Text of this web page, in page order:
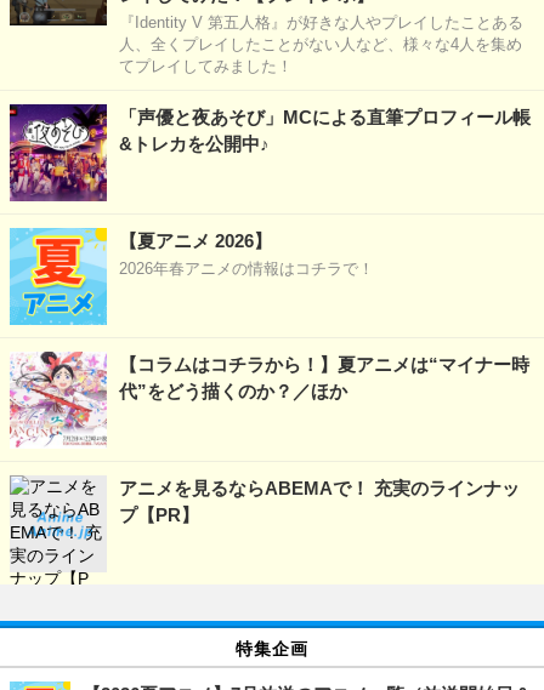
『Identity V 第五人格』が好きな人やプレイしたことある
人、全くプレイしたことがない人など、様々な4人を集め
てプレイしてみました！
「声優と夜あそび」MCによる直筆プロフィール帳
&トレカを公開中♪
【夏アニメ 2026】
2026年春アニメの情報はコチラで！
【コラムはコチラから！】夏アニメは“マイナー時
代”をどう描くのか？／ほか
アニメを見るならABEMAで！ 充実のラインナッ
プ【PR】
特集企画